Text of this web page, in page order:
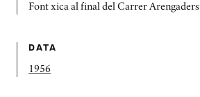
Font xica al final del Carrer Arengaders
DATA
1956